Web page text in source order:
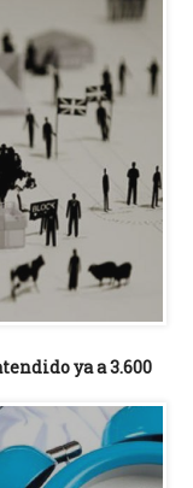
ya a 3.600